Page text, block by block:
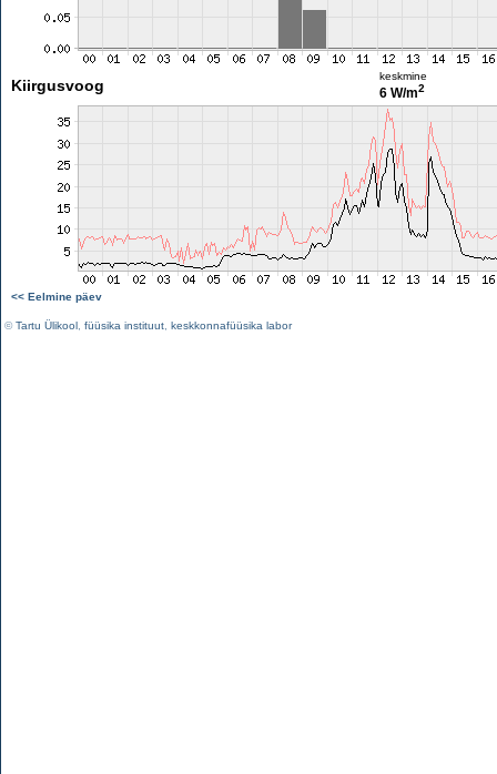
Kiirgusvoog
keskmine
6 W/m2
<< Eelmine päev
©Tartu Ülikool füüsika instituut keskkonnafüüsika labor